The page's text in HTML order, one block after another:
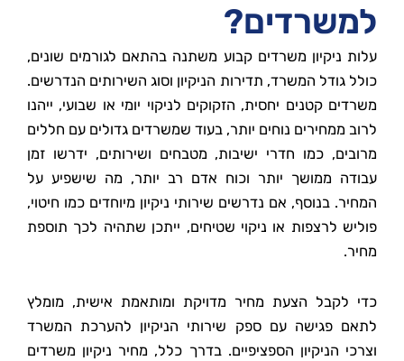
למשרדים?
עלות ניקיון משרדים קבוע משתנה בהתאם לגורמים שונים,
כולל גודל המשרד, תדירות הניקיון וסוג השירותים הנדרשים.
משרדים קטנים יחסית, הזקוקים לניקוי יומי או שבועי, ייהנו
לרוב ממחירים נוחים יותר, בעוד שמשרדים גדולים עם חללים
מרובים, כמו חדרי ישיבות, מטבחים ושירותים, ידרשו זמן
עבודה ממושך יותר וכוח אדם רב יותר, מה שישפיע על
המחיר. בנוסף, אם נדרשים שירותי ניקיון מיוחדים כמו חיטוי,
פוליש לרצפות או ניקוי שטיחים, ייתכן שתהיה לכך תוספת
מחיר.
כדי לקבל הצעת מחיר מדויקת ומותאמת אישית, מומלץ
לתאם פגישה עם ספק שירותי הניקיון להערכת המשרד
וצרכי הניקיון הספציפיים. בדרך כלל, מחיר ניקיון משרדים